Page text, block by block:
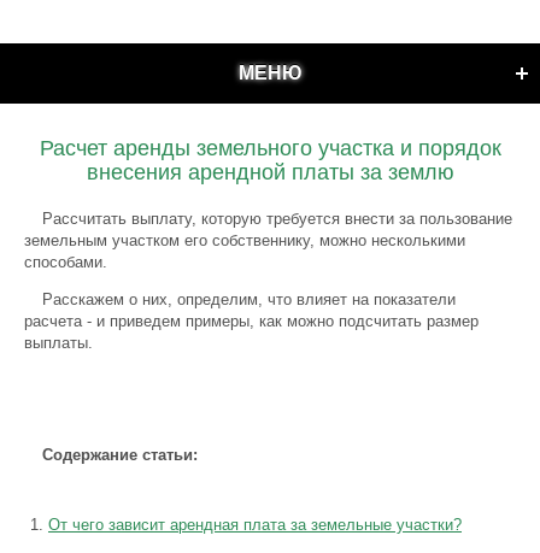
МЕНЮ
Расчет аренды земельного участка и порядок
внесения арендной платы за землю
Рассчитать выплату, которую требуется внести за пользование
земельным участком его собственнику, можно несколькими
способами.
Расскажем о них, определим, что влияет на показатели
расчета - и приведем примеры, как можно подсчитать размер
выплаты.
Содержание статьи:
От чего зависит арендная плата за земельные участки?